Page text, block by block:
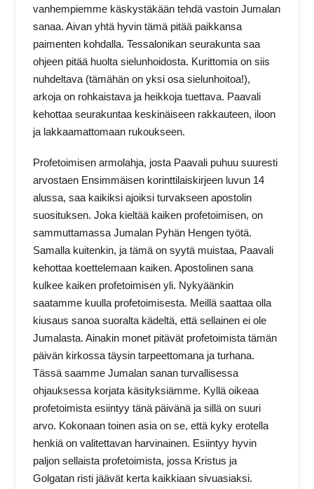
vanhempiemme käskystäkään tehdä vastoin Jumalan
sanaa. Aivan yhtä hyvin tämä pitää paikkansa
paimenten kohdalla. Tessalonikan seurakunta saa
ohjeen pitää huolta sielunhoidosta. Kurittomia on siis
nuhdeltava (tämähän on yksi osa sielunhoitoa!),
arkoja on rohkaistava ja heikkoja tuettava. Paavali
kehottaa seurakuntaa keskinäiseen rakkauteen, iloon
ja lakkaamattomaan rukoukseen.
Profetoimisen armolahja, josta Paavali puhuu suuresti
arvostaen Ensimmäisen korinttilaiskirjeen luvun 14
alussa, saa kaikiksi ajoiksi turvakseen apostolin
suosituksen. Joka kieltää kaiken profetoimisen, on
sammuttamassa Jumalan Pyhän Hengen työtä.
Samalla kuitenkin, ja tämä on syytä muistaa, Paavali
kehottaa koettelemaan kaiken. Apostolinen sana
kulkee kaiken profetoimisen yli. Nykyäänkin
saatamme kuulla profetoimisesta. Meillä saattaa olla
kiusaus sanoa suoralta kädeltä, että sellainen ei ole
Jumalasta. Ainakin monet pitävät profetoimista tämän
päivän kirkossa täysin tarpeettomana ja turhana.
Tässä saamme Jumalan sanan turvallisessa
ohjauksessa korjata käsityksiämme. Kyllä oikeaa
profetoimista esiintyy tänä päivänä ja sillä on suuri
arvo. Kokonaan toinen asia on se, että kyky erotella
henkiä on valitettavan harvinainen. Esiintyy hyvin
paljon sellaista profetoimista, jossa Kristus ja
Golgatan risti jäävät kerta kaikkiaan sivuasiaksi.